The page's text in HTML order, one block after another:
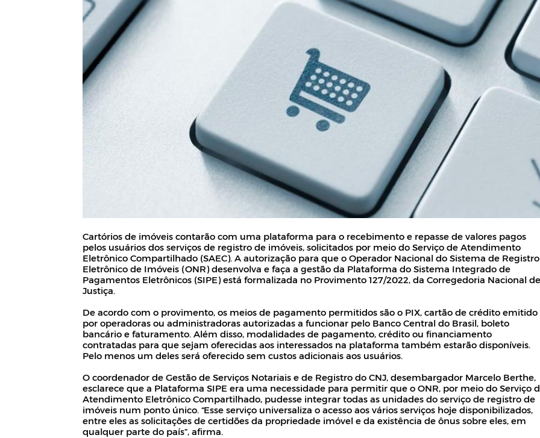
Cartórios de imóveis contarão com uma plataforma para o recebimento e repasse de valores pagos
pelos usuários dos serviços de registro de imóveis, solicitados por meio do Serviço de Atendimento
Eletrônico Compartilhado (SAEC). A autorização para que o Operador Nacional do Sistema de Registro
Eletrônico de Imóveis (ONR) desenvolva e faça a gestão da Plataforma do Sistema Integrado de
Pagamentos Eletrônicos (SIPE) está formalizada no Provimento 127/2022, da Corregedoria Nacional de
Justiça.
De acordo com o provimento, os meios de pagamento permitidos são o PIX, cartão de crédito emitido
por operadoras ou administradoras autorizadas a funcionar pelo Banco Central do Brasil, boleto
bancário e faturamento. Além disso, modalidades de pagamento, crédito ou financiamento
contratadas para que sejam oferecidas aos interessados na plataforma também estarão disponíveis.
Pelo menos um deles será oferecido sem custos adicionais aos usuários.
O coordenador de Gestão de Serviços Notariais e de Registro do CNJ, desembargador Marcelo Berthe,
esclarece que a Plataforma SIPE era uma necessidade para permitir que o ONR, por meio do Serviço
Atendimento Eletrônico Compartilhado, pudesse integrar todas as unidades do serviço de registro de
imóveis num ponto único. “Esse serviço universaliza o acesso aos vários serviços hoje disponibilizados,
entre eles as solicitações de certidões da propriedade imóvel e da existência de ônus sobre eles, em
qualquer parte do país”, afirma.